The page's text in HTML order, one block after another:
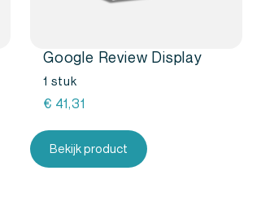
Google Review Display
1 stuk
€ 41,31
Bekijk product